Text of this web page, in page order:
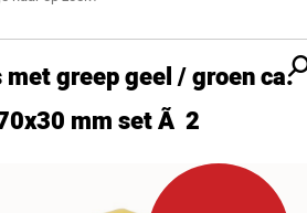
met greep geel / groen ca.
mm set Ã 2